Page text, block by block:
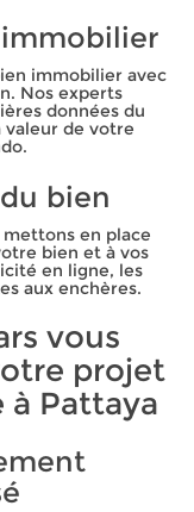
immobilier avec
Nos experts
données du
valeur de votre
bien
en place
bien et à vos
en ligne, les
aux enchères.
vous
projet
Pattaya